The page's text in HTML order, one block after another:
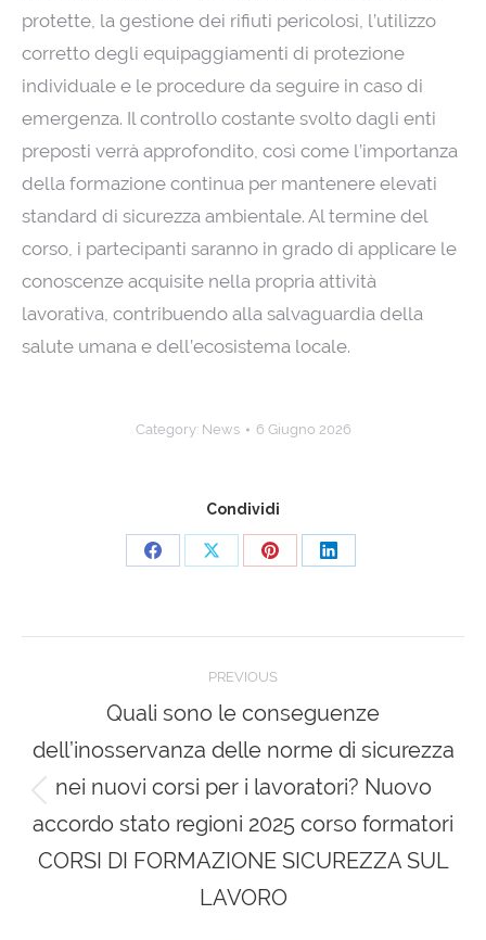
protette, la gestione dei rifiuti pericolosi, l’utilizzo
corretto degli equipaggiamenti di protezione
individuale e le procedure da seguire in caso di
emergenza. Il controllo costante svolto dagli enti
preposti verrà approfondito, così come l’importanza
della formazione continua per mantenere elevati
standard di sicurezza ambientale. Al termine del
corso, i partecipanti saranno in grado di applicare le
conoscenze acquisite nella propria attività
lavorativa, contribuendo alla salvaguardia della
salute umana e dell’ecosistema locale.
Category: News 6 Giugno 2026
Condividi
Share Share Share Share
navigation
PREVIOUS
post:
Quali sono le conseguenze
dell’inosservanza delle norme di sicurezza
nei nuovi corsi per i lavoratori? Nuovo
accordo stato regioni 2025 corso formatori
CORSI DI FORMAZIONE SICUREZZA SUL
LAVORO